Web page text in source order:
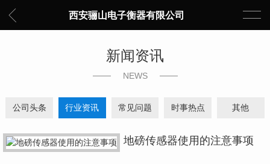
西安骊山电子衡器有限公司
新闻资讯
NEWS
公司头条 行业资讯 常见问题 时事热点 其他
地磅传感器使用的注意事项